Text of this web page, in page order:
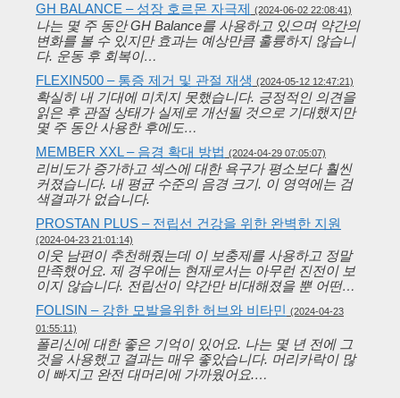
GH BALANCE – 성장 호르몬 자극제 (2024-06-02 22:08:41)
나는 몇 주 동안 GH Balance를 사용하고 있으며 약간의
변화를 볼 수 있지만 효과는 예상만큼 훌륭하지 않습니
다. 운동 후 회복이…
FLEXIN500 – 통증 제거 및 관절 재생 (2024-05-12 12:47:21)
확실히 내 기대에 미치지 못했습니다. 긍정적인 의견을
읽은 후 관절 상태가 실제로 개선될 것으로 기대했지만
몇 주 동안 사용한 후에도…
MEMBER XXL – 음경 확대 방법 (2024-04-29 07:05:07)
리비도가 증가하고 섹스에 대한 욕구가 평소보다 훨씬
커졌습니다. 내 평균 수준의 음경 크기. 이 영역에는 검
색결과가 없습니다.
PROSTAN PLUS – 전립선 건강을 위한 완벽한 지원
(2024-04-23 21:01:14)
이웃 남편이 추천해줬는데 이 보충제를 사용하고 정말
만족했어요. 제 경우에는 현재로서는 아무런 진전이 보
이지 않습니다. 전립선이 약간만 비대해졌을 뿐 어떤…
FOLISIN – 강한 모발을위한 허브와 비타민 (2024-04-23
01:55:11)
폴리신에 대한 좋은 기억이 있어요. 나는 몇 년 전에 그
것을 사용했고 결과는 매우 좋았습니다. 머리카락이 많
이 빠지고 완전 대머리에 가까웠어요.…